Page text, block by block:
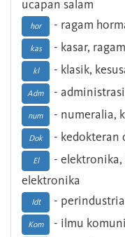
ucapan salam
hor - ragam
kas - kasar,
kl - klasik,
Adm -
num - numeralia,
Dok - kedokteran
El
-
elektronika
Idt -
Kom - ilmu